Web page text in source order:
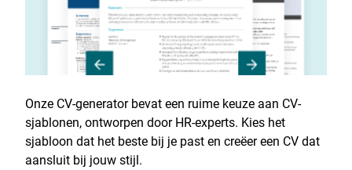
Onze CV-generator bevat een ruime keuze aan CV-
sjablonen, ontworpen door HR-experts. Kies het
sjabloon dat het beste bij je past en creëer een CV dat
aansluit bij jouw stijl.